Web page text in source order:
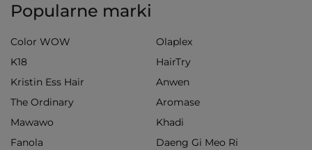
Popularne marki
Color WOW
Olaplex
K18
HairTry
Kristin Ess Hair
Anwen
The Ordinary
Aromase
Mawawo
Khadi
Fanola
Daeng Gi Meo Ri